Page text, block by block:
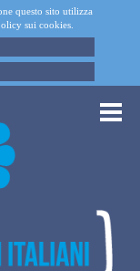
questo sito utilizza
sui cookies.